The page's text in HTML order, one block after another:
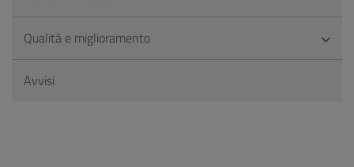
Qualità e miglioramento
Avvisi